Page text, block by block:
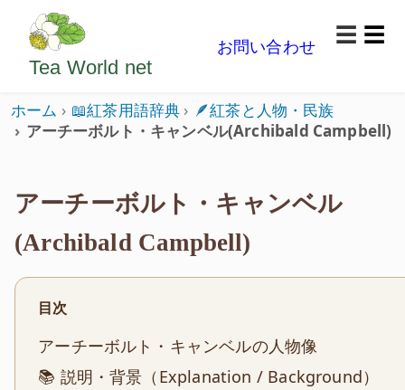
ようこそいらっしゃいました。どうぞごゆっくり楽
Tea World net
お問い合わせ
☰
ホーム 📖紅茶用語辞典
🪶紅茶と人物・民族
アーチーボルト・キャンベル(Archibald Campbell)
アーチーボルト・キャンベル
(Archibald Campbell)
目次
アーチーボルト・キャンベルの人物像
📚 説明・背景（Explanation / Background）